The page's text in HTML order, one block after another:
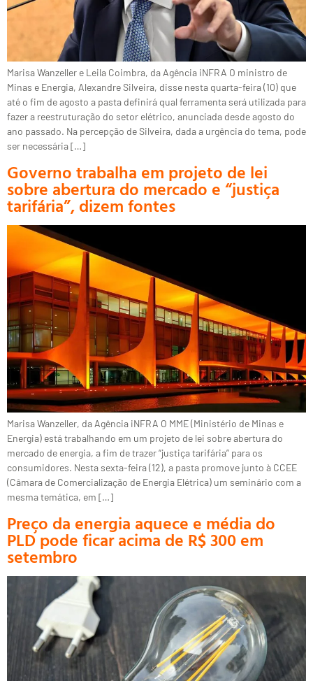
Marisa Wanzeller e Leila Coimbra, da Agência iNFRA O ministro de
Minas e Energia, Alexandre Silveira, disse nesta quarta-feira (10) que
até o fim de agosto a pasta definirá qual ferramenta será utilizada para
fazer a reestruturação do setor elétrico, anunciada desde agosto do
ano passado. Na percepção de Silveira, dada a urgência do tema, pode
ser necessária […]
Governo trabalha em projeto de lei
sobre abertura do mercado e “justiça
tarifária”, dizem fontes
Marisa Wanzeller, da Agência iNFRA O MME (Ministério de Minas e
Energia) está trabalhando em um projeto de lei sobre abertura do
mercado de energia, a fim de trazer “justiça tarifária” para os
consumidores. Nesta sexta-feira (12), a pasta promove junto à CCEE
(Câmara de Comercialização de Energia Elétrica) um seminário com a
mesma temática, em […]
Preço da energia aquece e média do
PLD pode ficar acima de R$ 300 em
setembro